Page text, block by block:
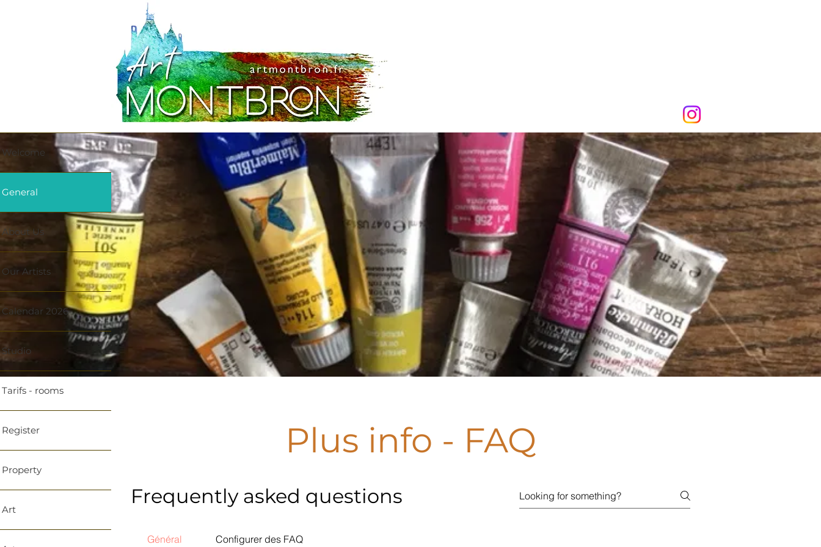
Plus info - FAQ
Frequently asked questions
Général Configurer des FAQ
Welcome
General
About Us
Our Artists
Calendar 2026
Studio
Tarifs - rooms
Register
Property
Art